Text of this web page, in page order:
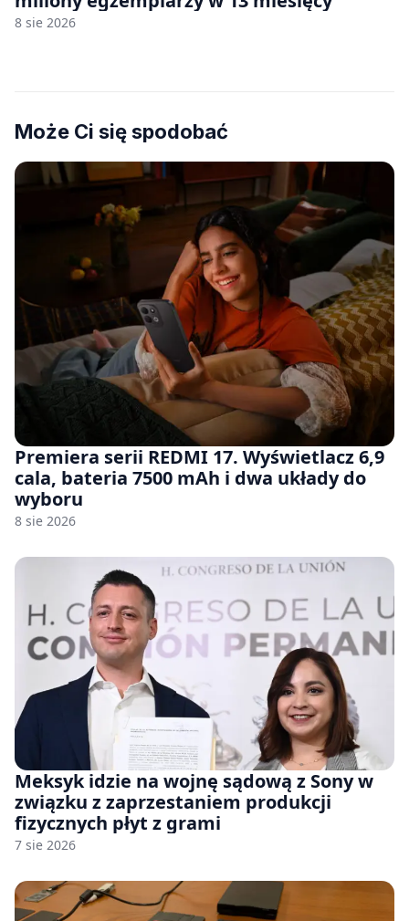
8 sie 2026
Może Ci się spodobać
Premiera serii REDMI 17. Wyświetlacz 6,9
cala, bateria 7500 mAh i dwa układy do
wyboru
8 sie 2026
Meksyk idzie na wojnę sądową z Sony w
związku z zaprzestaniem produkcji
fizycznych płyt z grami
7 sie 2026